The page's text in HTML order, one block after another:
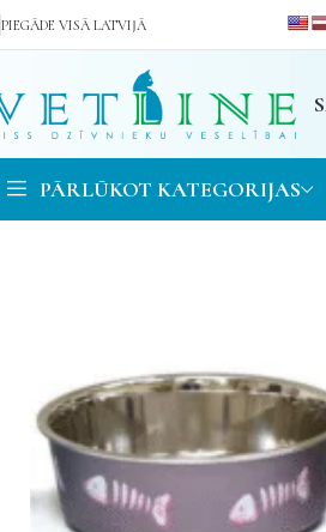
PIEGĀDE VISĀ LATVIJĀ
PĀRLŪKOT KATEGORIJAS